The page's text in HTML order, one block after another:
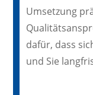
Umsetzung
dafür, dass
und Sie